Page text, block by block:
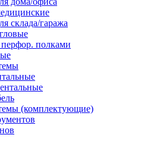
склада/гаража
полками
(комплектующие)